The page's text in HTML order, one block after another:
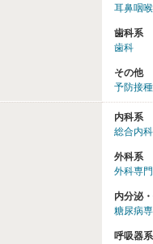
耳鼻咽
歯科系
歯科
その他
予防接種
内科系
総合内
外科系
外科専
内分泌
糖尿病
呼吸器系